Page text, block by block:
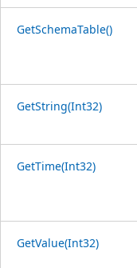
GetSchemaTable()
GetString(Int32)
GetTime(Int32)
GetValue(Int32)